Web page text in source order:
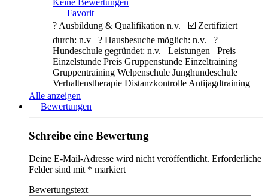
Favorit
? Ausbildung & Qualifikation n.v. ☑️ Zertifiziert
durch: n.v ? Hausbesuche möglich: n.v. ?
Hundeschule gegründet: n.v. Leistungen Preis
Einzelstunde Preis Gruppenstunde Einzeltraining
Gruppentraining Welpenschule Junghundeschule
Verhaltenstherapie Distanzkontrolle Antijagdtraining
Nasenarbeit Apportieren Clickertraining
Alltragstraining Objektsuche Leinenführigkeit
SozialisierungWeiterlesen …
Alle anzeigen
Bewertungen
Schreibe eine Bewertung
Deine E-Mail-Adresse wird nicht veröffentlicht. Erforderliche
Felder sind mit * markiert
Bewertungstext